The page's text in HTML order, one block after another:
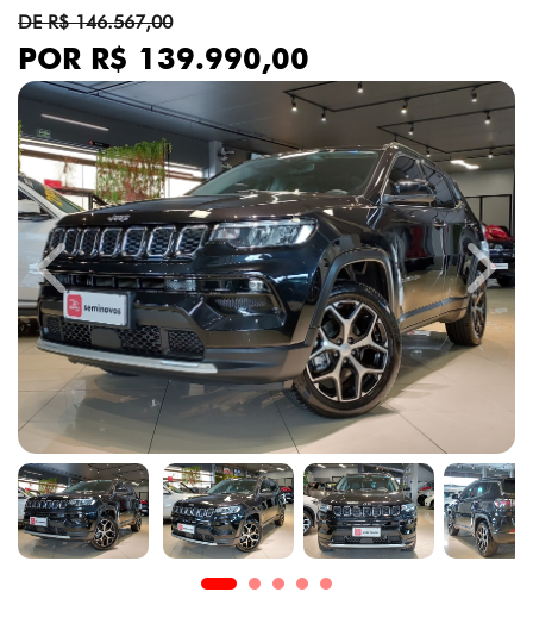
DE R$ 146.567,00
POR R$ 139.990,00
Previous Next